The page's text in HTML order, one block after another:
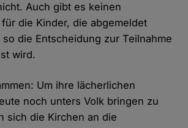
Auch gibt es keinen
die Kinder, die abgemeldet
die Entscheidung zur Teilnahme
wird.
Um ihre lächerlichen
noch unters Volk bringen zu
sich die Kirchen an die